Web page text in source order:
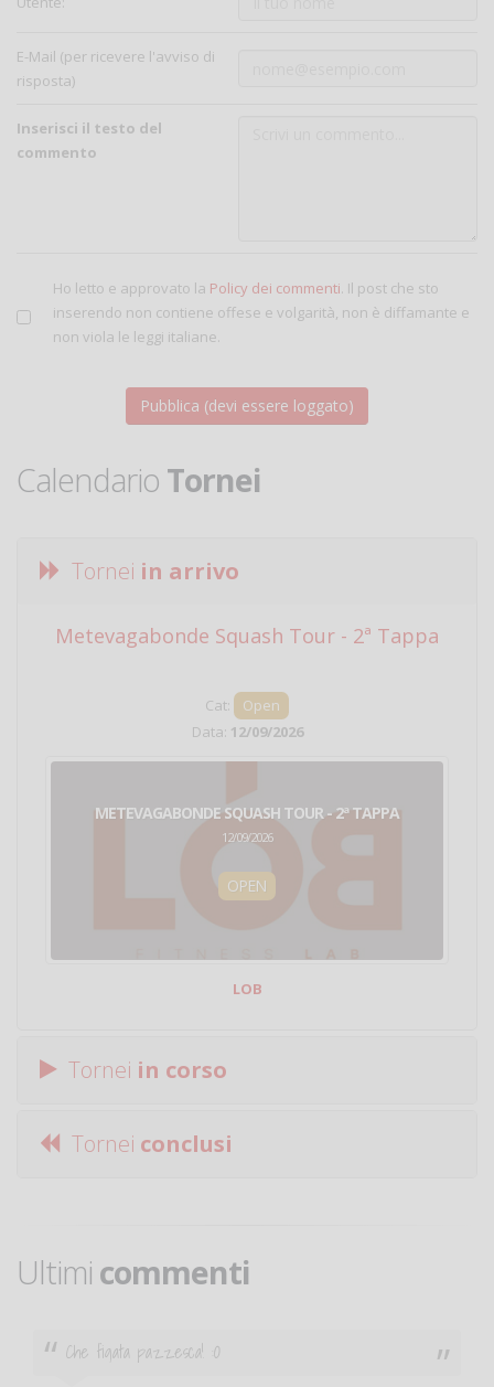
E-Mail (per ricevere l'avviso di
risposta)
Inserisci il testo del
commento
Ho letto e approvato la Policy dei commenti. Il post che sto
inserendo non contiene offese e volgarità, non è diffamante e
non viola le leggi italiane.
Calendario Tornei
Tornei in arrivo
Metevagabonde Squash Tour - 2ª Tappa
Cat:
Open
Data: 12/09/2026
METEVAGABONDE SQUASH TOUR - 2ª TAPPA
12/09/2026
OPEN
LOB
Tornei in corso
Tornei conclusi
Ultimi commenti
Ciao. Sono a Treviglio da poco e vorrei tornare a
giocare. Se sei in zona e puoi giocare fammi sapere.